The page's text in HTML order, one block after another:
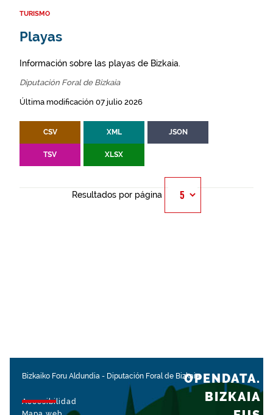
TURISMO
Playas
Información sobre las playas de Bizkaia.
Diputación Foral de Bizkaia
Última modificación 07 julio 2026
CSV XML JSON
TSV XLSX
Resultados por página
Bizkaiko Foru Aldundia - Diputación Foral de Bizkaia
Accesibilidad
OPENDATA.
BIZKAIA